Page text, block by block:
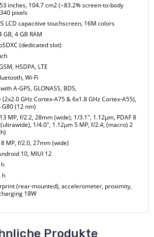
inches, 104.7 cm2 (~83.2% screen-to-body
pixels
LCD capacitive touchscreen, 16M colors
4 GB RAM
(dedicated slot)
HSDPA, LTE
Wi-Fi
A-GPS, GLONASS, BDS,
(2x2.0 GHz Cortex-A75 & 6x1.8 GHz Cortex-A55),
(12 nm)
MP, f/2.2, 28mm (wide), 1/3.1", 1.12µm, PDAF 8
(ultrawide), 1/4.0", 1.12µm 5 MP, f/2.4, (macro) 2
MP, f/2.0, 27mm (wide)
10, MIUI 12
h
(rear-mounted), accelerometer, proximity,
18W
Produkte